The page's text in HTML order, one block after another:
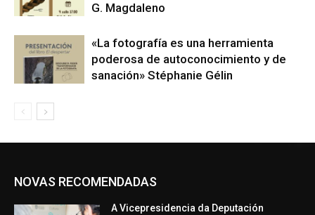
G. Magdaleno
«La fotografía es una herramienta
poderosa de autoconocimiento y de
sanación» Stéphanie Gélin
NOVAS RECOMENDADAS
A Vicepresidencia da Deputación